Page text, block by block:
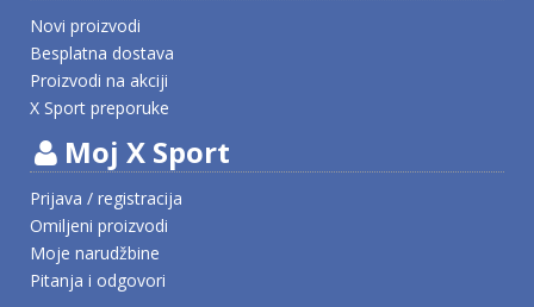
Novi proizvodi
Besplatna dostava
Proizvodi na akciji
X Sport preporuke
Moj X Sport
Prijava / registracija
Omiljeni proizvodi
Moje narudžbine
Pitanja i odgovori